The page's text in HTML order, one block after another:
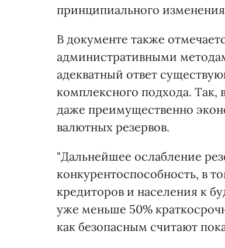
принципиального
В документе также
административными
адекватный ответ
комплексного подхода. Так,
даже преимущественно
валютных резервов.
"Дальнейшее ослабление
конкурентоспособность, в
кредиторов и населения к
уже меньше 50%
как безопасным считают